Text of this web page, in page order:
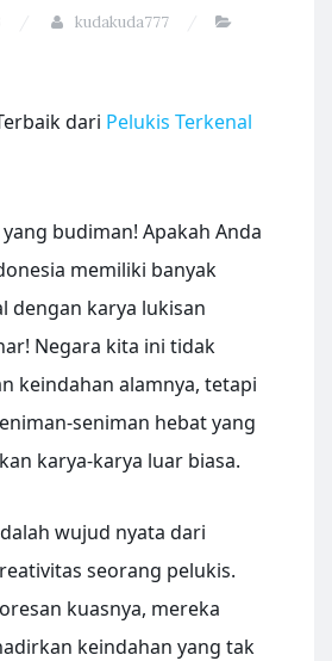
kudakuda777
dari Pelukis Terkenal
budiman! Apakah Anda
memiliki banyak
dengan karya lukisan
Negara kita ini tidak
keindahan alamnya, tetapi
seniman hebat yang
karya-karya luar biasa.
wujud nyata dari
seorang pelukis.
kuasnya, mereka
keindahan yang tak